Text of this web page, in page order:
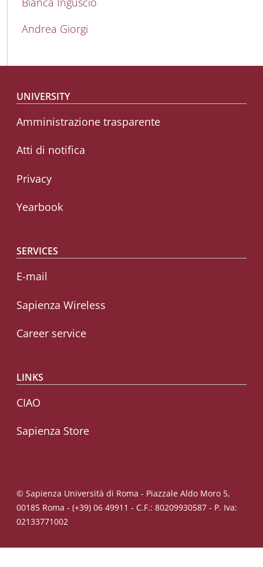
Andrea Giorgi
Footer menu
UNIVERSITY
Amministrazione trasparente
Atti di notifica
Privacy
Yearbook
SERVICES
E-mail
Sapienza Wireless
Career service
LINKS
CIAO
Sapienza Store
© Sapienza Università di Roma - Piazzale Aldo Moro 5,
00185 Roma - (+39) 06 49911 - C.F.: 80209930587 - P. Iva:
02133771002